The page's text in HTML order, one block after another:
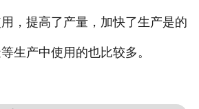
，提高了产量，加快了生产是的
生产中使用的也比较多。